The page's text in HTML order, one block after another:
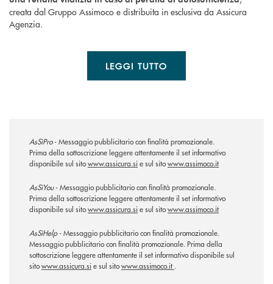
creata dal Gruppo Assimoco e distribuita in esclusiva da Assicura
Agenzia.
LEGGI TUTTO
AsSìPro- Messaggio pubblicitario con finalità promozionale.
Prima della sottoscrizione leggere attentamente il set informativo
disponibile sul sitowww.assicura.sie sul sitowww.assimoco.it
AsSìYou- Messaggio pubblicitario con finalità promozionale.
Prima della sottoscrizione leggere attentamente il set informativo
disponibile sul sitowww.assicura.sie sul sitowww.assimoco.it
AsSìHelp- Messaggio pubblicitario con finalità promozionale.
Messaggio pubblicitario con finalità promozionale. Prima della
sottoscrizione leggere attentamente il set informativo disponibile sul
sitowww.assicura.sie sul sitowww.assimoco.it .